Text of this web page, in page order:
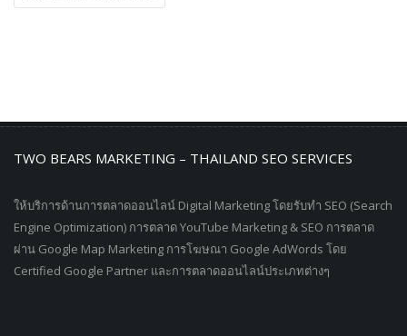
TWO BEARS MARKETING – THAILAND SEO SERVICES
ให้บริการด้านการตลาดออนไลน์ Digital Marketing โดยรับทำ SEO (Search
Engine Optimization) การตลาด YouTube Marketing & SEO การตลาด
ผ่าน Google Map Marketing การโฆษณา Google AdWords โดย
Certified Google Partner และการตลาดออนไลน์ประเภทต่างๆ